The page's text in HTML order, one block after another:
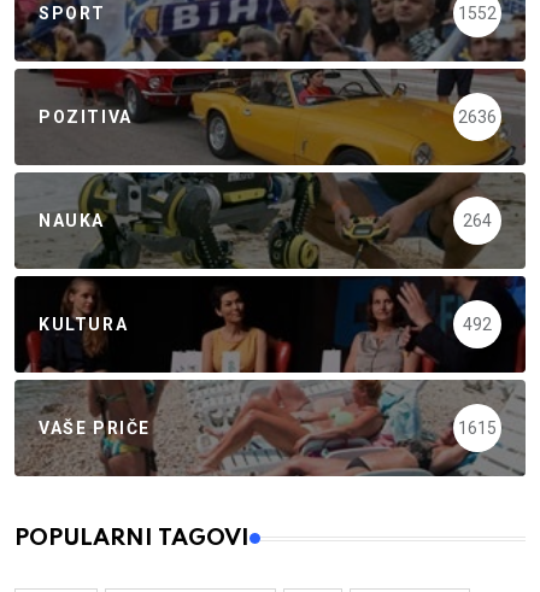
SPORT 1552
POZITIVA 2636
NAUKA 264
KULTURA 492
VAŠE PRIČE 1615
POPULARNI TAGOVI